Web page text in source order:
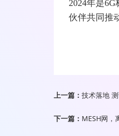
2024年是
伙伴共同推
上一篇： 技术落地
下一篇： MESH网，